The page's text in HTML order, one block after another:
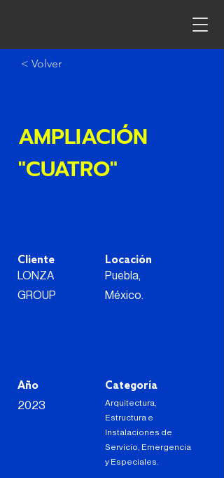
< Volver
AMPLIACIÓN
"CUATRO"
Cliente
LONZA
GROUP
Año
2023
Locación
Puebla,
México.
Categoría
Arquitectura,
Estructura e
Instalaciones de
Servicio, Emergencia
y Especiales.